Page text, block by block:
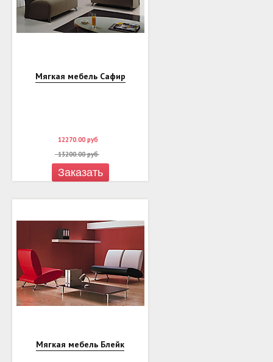
Мягкая мебель Сафир
12270.00 руб
13200.00 руб
Заказать
Мягкая мебель Блейк